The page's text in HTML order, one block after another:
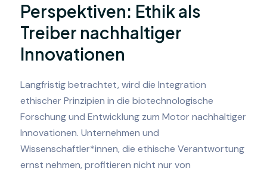
Perspektiven: Ethik als
Treiber nachhaltiger
Innovationen
Langfristig betrachtet, wird die Integration
ethischer Prinzipien in die biotechnologische
Forschung und Entwicklung zum Motor nachhaltiger
Innovationen. Unternehmen und
Wissenschaftler*innen, die ethische Verantwortung
ernst nehmen, profitieren nicht nur von